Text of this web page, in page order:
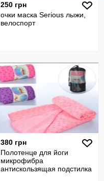
250 грн
очки маска Serious лыжи,
велоспорт
380 грн
Полотенце для йоги
микрофибра
антискользящая подстилка